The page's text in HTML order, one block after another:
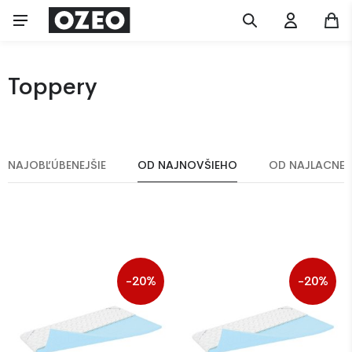
Toppery
NAJOBĽÚBENEJŠIE OD NAJNOVŠIEHO OD
-20% -20%